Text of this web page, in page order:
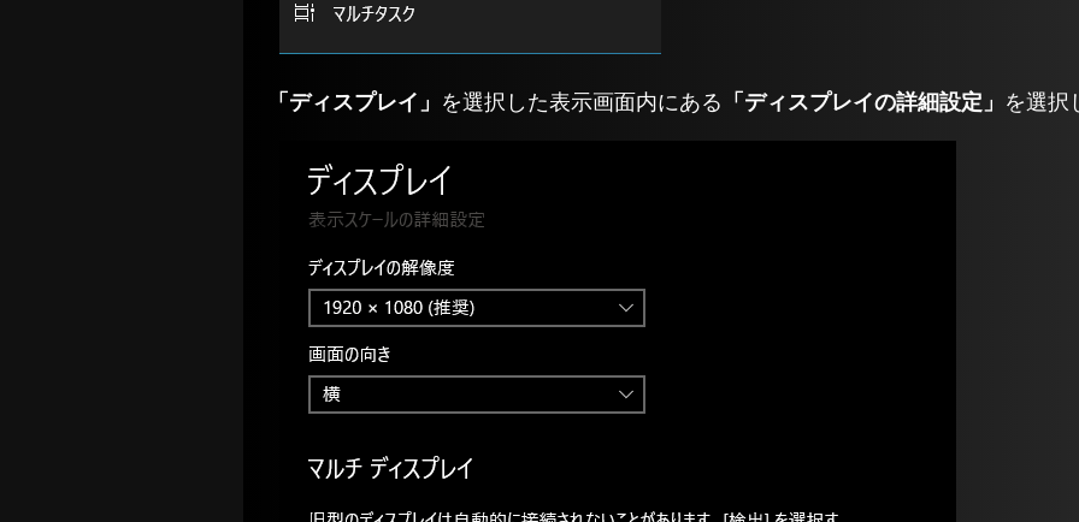
「ディスプレイ」 を選択した表示画面内にある 「ディスプレイの詳細設定」 を選択